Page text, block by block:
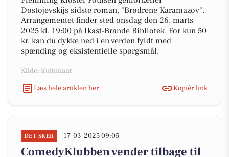
Dostojevskijs sidste roman, "Brødrene Karamazov".
Arrangementet finder sted onsdag den 26. marts
2025 kl. 19:00 på Ikast-Brande Bibliotek. For kun 50
kr. kan du dykke ned i en verden fyldt med
spænding og eksistentielle spørgsmål.
Kilde: Kultunaut
Læs hele artiklen her
Kopiér link
DET SKER 17-03-2025 09:05
ComedyKlubben vender tilbage til